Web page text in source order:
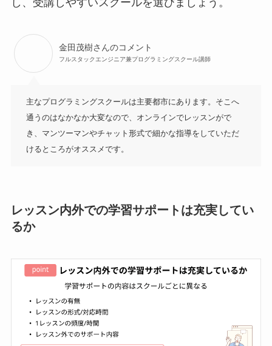
金田茂樹さんのコメント
フルスタックエンジニア兼プログラミングスクール講師
主なプログラミングスクールは主要都市にあります。そこへ
通うのはなかなか大変なので、オンラインでレッスンがで
き、マンツーマンやチャット形式で細かな指導をしていただ
けるところがオススメです。
レッスン内外での学習サポートは充実してい
るか